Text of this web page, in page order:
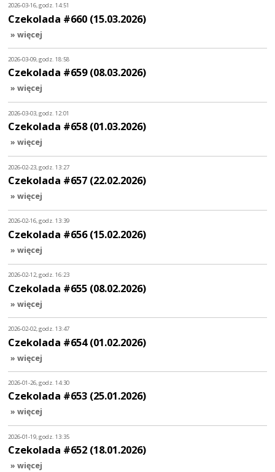
2026-03-16, godz. 14:51
Czekolada #660 (15.03.2026)
» więcej
2026-03-09, godz. 18:58
Czekolada #659 (08.03.2026)
» więcej
2026-03-03, godz. 12:01
Czekolada #658 (01.03.2026)
» więcej
2026-02-23, godz. 13:27
Czekolada #657 (22.02.2026)
» więcej
2026-02-16, godz. 13:39
Czekolada #656 (15.02.2026)
» więcej
2026-02-12, godz. 16:23
Czekolada #655 (08.02.2026)
» więcej
2026-02-02, godz. 13:47
Czekolada #654 (01.02.2026)
» więcej
2026-01-26, godz. 14:30
Czekolada #653 (25.01.2026)
» więcej
2026-01-19, godz. 13:35
Czekolada #652 (18.01.2026)
» więcej